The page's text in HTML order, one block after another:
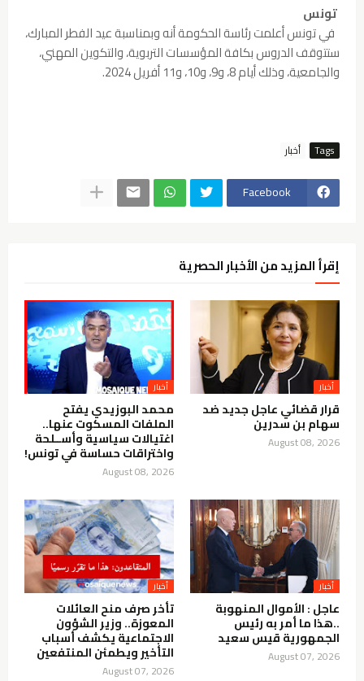
تونس
في تونس أعلمت رئاسة الحكومة أنه وبمناسبة عيد الفطر المبارك،
ستتوقف الدروس بكافة المؤسسات التربوية، والتكوين المهني،
والجامعية، وذلك أيام 8، و9، و10، و11 أفريل 2024.
Tags أخبار
Facebook
إقرأ المزيد من الأخبار الحصرية
أخبار
قرار قضائي عاجل جديد ضد
سهام بن سدرين
August 08, 2026
أخبار
محمد البوزيدي يفتح
الملفات المسكوت عنها..
اغتيالات سياسية وأســلحة
واختراقات حساسة في تونس!
August 08, 2026
أخبار
عاجل : الأموال المنهوبة
..هذا ما أمر به رئيس
الجمهورية قيس سعيد
August 07, 2026
أخبار
تأخر صرف منح العائلات
المعوزة.. وزير الشؤون
الاجتماعية يكشف أسباب
التأخير ويطمئن المنتفعين
August 07, 2026